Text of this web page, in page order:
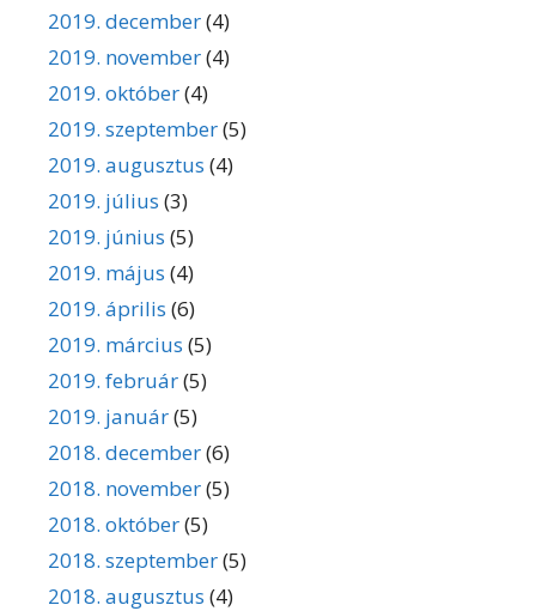
2019. december(4)
2019. november(4)
2019. október(4)
2019. szeptember(5)
2019. augusztus (4)
2019. július (3)
2019. június (5)
2019. május (4)
2019. április (6)
2019. március (5)
2019. február(5)
2019. január(5)
2018. december(6)
2018. november(5)
2018. október(5)
2018. szeptember(5)
2018. augusztus (4)